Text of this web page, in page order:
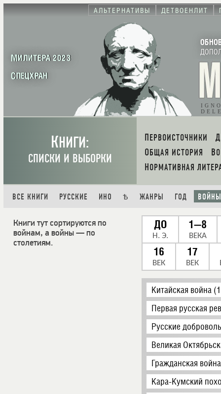
АЛЬТЕРНАТИВЫ ДЕТВОЕНЛИТ
МИЛИТЕРА 2023
СПЕЦХРАН
КНИГИ:
СПИСКИ И ВЫБОРКИ
ПЕРВОИСТОЧНИКИ
ОБЩАЯ ИСТОРИЯ
НОРМАТИВНАЯ
ВСЕ КНИГИ РУССКИЕ ИНО Ѣ ЖАНРЫ ГОД ВОЙНЫ
Книги тут сортируются по
войнам, а войны — по
столетиям.
ДО
Н. Э.
1—8
ВЕКА
16
ВЕК
17
ВЕК
Китайская война
Первая русская
Русские
Великая
Гражданская
Кара-Кумский